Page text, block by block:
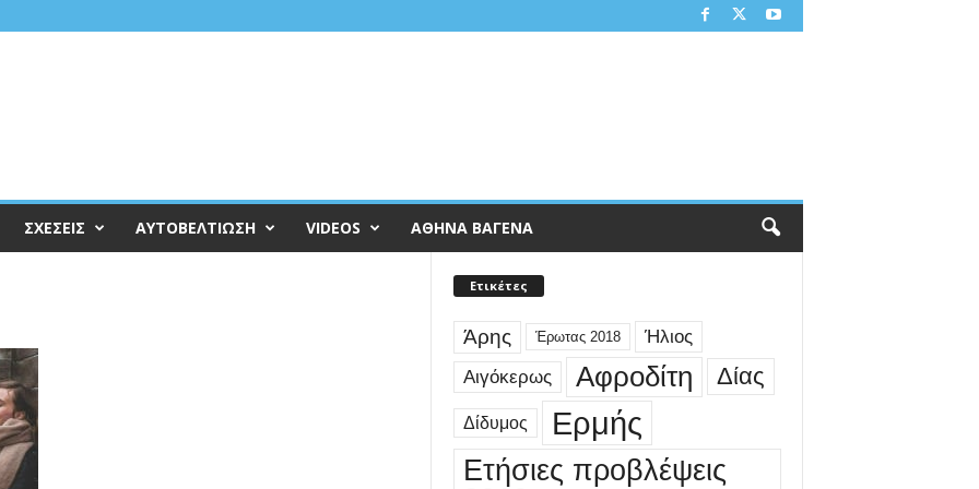
ΣΧΕΣΕΙΣ ΑΥΤΟΒΕΛΤΙΩΣΗ VIDEOS ΑΘΗΝΑ ΒΑΓΕΝΑ
Ετικέτες
Άρης Έρωτας 2018
Ήλιος
Αιγόκερως
Αφροδίτη Δίας
Δίδυμος Ερμής
Ετήσιες προβλέψεις